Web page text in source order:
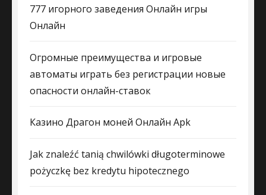
777 игорного заведения Онлайн игры
Онлайн
Огромные преимущества и игровые
автоматы играть без регистрации новые
опасности онлайн-ставок
Казино Драгон моней Онлайн Apk
Jak znaleźć tanią chwilówki długoterminowe
pożyczkę bez kredytu hipotecznego